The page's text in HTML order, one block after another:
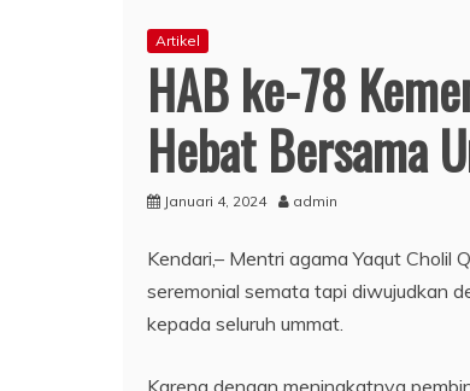
Artikel
HAB ke-78
Hebat Bersama
Januari 4, 2024 admin
Kendari,– Mentri agama Yaqut Cholil
seremonial semata tapi diwujudkan
kepada seluruh ummat.
Karena dengan meningkatnya